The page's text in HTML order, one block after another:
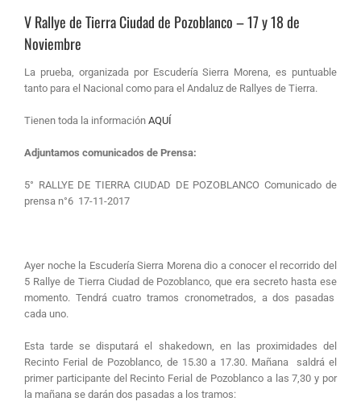
V Rallye de Tierra Ciudad de Pozoblanco – 17 y 18 de
Noviembre
La prueba, organizada por Escudería Sierra Morena, es puntuable
tanto para el Nacional como para el Andaluz de Rallyes de Tierra.
Tienen toda la información AQUÍ
Adjuntamos comunicados de Prensa:
5° RALLYE DE TIERRA CIUDAD DE POZOBLANCO Comunicado de
prensa n°6 17-11-2017
Ayer noche la Escudería Sierra Morena dio a conocer el recorrido del
5 Rallye de Tierra Ciudad de Pozoblanco, que era secreto hasta ese
momento. Tendrá cuatro tramos cronometrados, a dos pasadas
cada uno.
Esta tarde se disputará el shakedown, en las proximidades del
Recinto Ferial de Pozoblanco, de 15.30 a 17.30. Mañana saldrá el
primer participante del Recinto Ferial de Pozoblanco a las 7,30 y por
la mañana se darán dos pasadas a los tramos: